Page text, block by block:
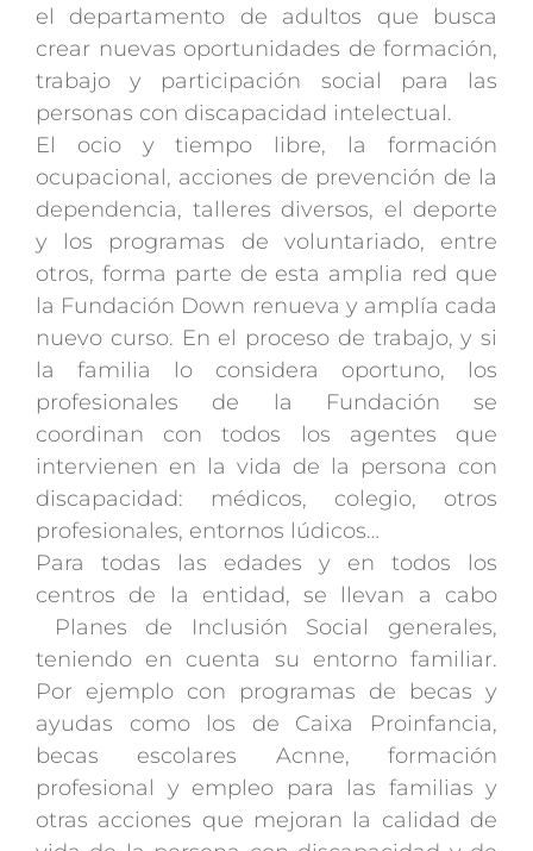
el departamento de adultos que busca
crear nuevas oportunidades de formación,
trabajo y participación social para las
personas con discapacidad intelectual.
El ocio y tiempo libre, la formación
ocupacional, acciones de prevención de la
dependencia, talleres diversos, el deporte
y los programas de voluntariado, entre
otros, forma parte de esta amplia red que
la Fundación Down renueva y amplía cada
nuevo curso. En el proceso de trabajo, y si
la familia lo considera oportuno, los
profesionales de la Fundación se
coordinan con todos los agentes que
intervienen en la vida de la persona con
discapacidad: médicos, colegio, otros
profesionales, entornos lúdicos…
Para todas las edades y en todos los
centros de la entidad, se llevan a cabo
Planes de Inclusión Social generales,
teniendo en cuenta su entorno familiar.
Por ejemplo con programas de becas y
ayudas como los de Caixa Proinfancia,
becas escolares Acnne, formación
profesional y empleo para las familias y
otras acciones que mejoran la calidad de